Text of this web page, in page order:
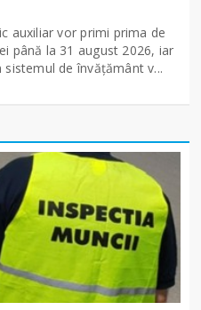
auxiliar vor primi prima de
până la 31 august 2026, iar
de învățământ v...